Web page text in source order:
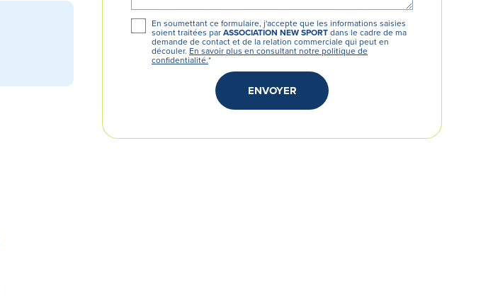
En soumettant ce formulaire, j'accepte que les informations saisies
soient traitées parASSOCIATION NEW SPORTdans le cadre de ma
demande de contact et de la relation commerciale qui peut en
découler. En savoir plus en consultant notre politique de
confidentialité.*